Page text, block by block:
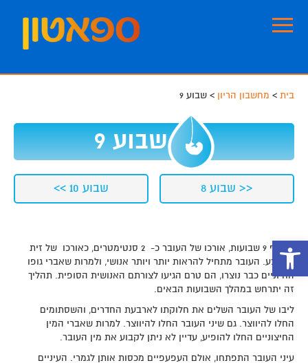
פתח סרגל נגישות
main
footer
בית > מחשבון הריון > שבוע 9
<< שבוע 8
שבוע 9
שבוע 10 >>
בחלוף 9 שבועות, אורכו של העובר כ- 2 סנטימטרים, כאורכו של זית
ממוצע. העובר מתחיל להראות יותר ויותר אנושי, ולמרות שאברי גופו
החיוניים כבר נוצרו, הם טרם הגיעו לצורתם האנושית הסופית. תהליך
זה יתרחש במהלך השבועות הבאים.
ליבו של העובר השלים את חלוקתו לארבעת החדרים, והשסתומים
החלו להיווצר. גם שיני העובר החלו להיווצר. למרות שאברי המין
החיצוניים החלו להופיע, עדיין לא ניתן לקבוע את מין העובר.
עיני העובר התפתחו, אולם העפעפיים מכסות אותן לגמרי. העיניים